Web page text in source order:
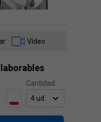
Vídeo
Cantidad: